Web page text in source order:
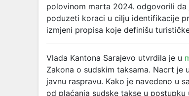
polovinom marta 2024. odgovorili da
poduzeti koraci u cilju identifikacije
izmjeni propisa koje definišu
Vlada Kantona Sarajevo utvrdila je u
Zakona o sudskim taksama. Nacrt je
javnu raspravu. Kako je navedeno u
od plaćanja sudske takse u